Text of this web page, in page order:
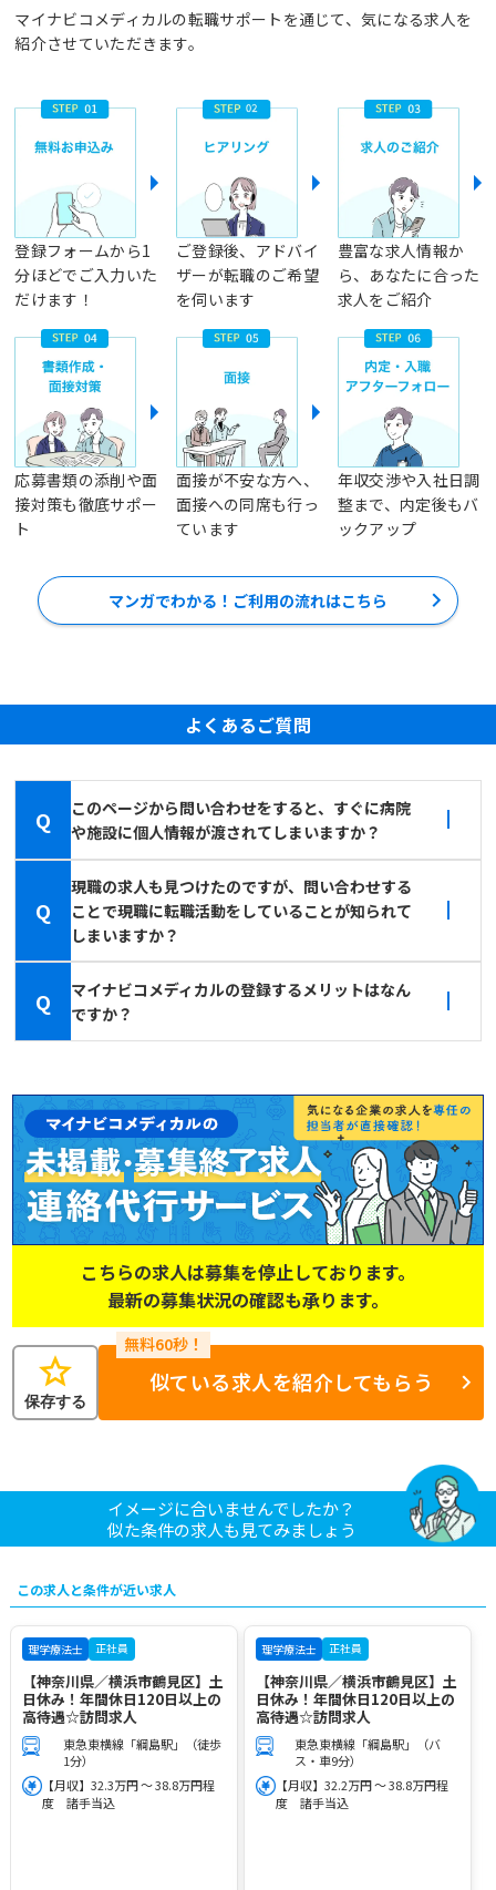
マイナビコメディカルの転職サポートを通じて、気になる求人を
紹介させていただきます。
登録フォームから1
分ほどでご入力いた
だけます！
ご登録後、アドバイ
ザーが転職のご希望
を伺います
豊富な求人情報か
ら、あなたに合った
求人をご紹介
応募書類の添削や面
接対策も徹底サポー
ト
面接が不安な方へ、
面接への同席も行っ
ています
年収交渉や入社日調
整まで、内定後もバ
ックアップ
マンガでわかる！ご利用の流れはこちら
よくあるご質問
Q
このページから問い合わせをすると、すぐに病院
や施設に個人情報が渡されてしまいますか？
Q
現職の求人も見つけたのですが、問い合わせする
ことで現職に転職活動をしていることが知られて
しまいますか？
Q
マイナビコメディカルの登録するメリットはなん
ですか？
こちらの求人は募集を停止しております。
最新の募集状況の確認も承ります。
star
保存する
似ている求人を紹介してもらう
イメージに合いませんでしたか？
似た条件の求人も見てみましょう
この求人と条件が近い求人
理学療法士 正社員
【神奈川県／横浜市鶴見区】土
日休み！年間休日120日以上の
高待遇☆訪問求人
東急東横線「綱島駅」（徒歩
1分）
【月収】32.3万円 ～ 38.8万円程
度 諸手当込
理学療法士 正社員
【神奈川県／横浜市鶴見区】土
日休み！年間休日120日以上の
高待遇☆訪問求人
東急東横線「綱島駅」（バ
ス・車9分）
【月収】32.2万円 ～ 38.8万円程
度 諸手当込